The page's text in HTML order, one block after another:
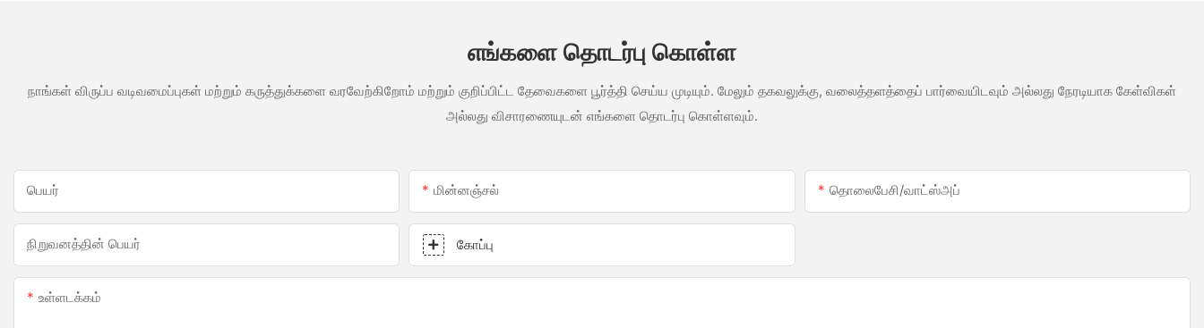
எங்களை தொடர்பு கொள்ள
நாங்கள் விருப்ப வடிவமைப்புகள் மற்றும் கருத்துக்களை வரவேற்கிறோம் மற்றும் குறிப்பிட்ட தேவைகளை பூர்த்தி செய்ய முடியும். மேலும் தகவலுக்கு, வலைத்தளத்தைப் பார்வையிடவும் அல்லது நேரடியாக கேள்விகள்
அல்லது விசாரணையுடன் எங்களை தொடர்பு கொள்ளவும்.
பெயர் மின்னஞ்சல் தொலைபேசி/வாட்ஸ்அப்
நிறுவனத்தின் பெயர் கோப்பு
உள்ளடக்கம்